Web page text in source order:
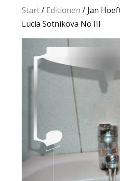
Start/ Editionen / Jan
Lucia Sotnikova No III